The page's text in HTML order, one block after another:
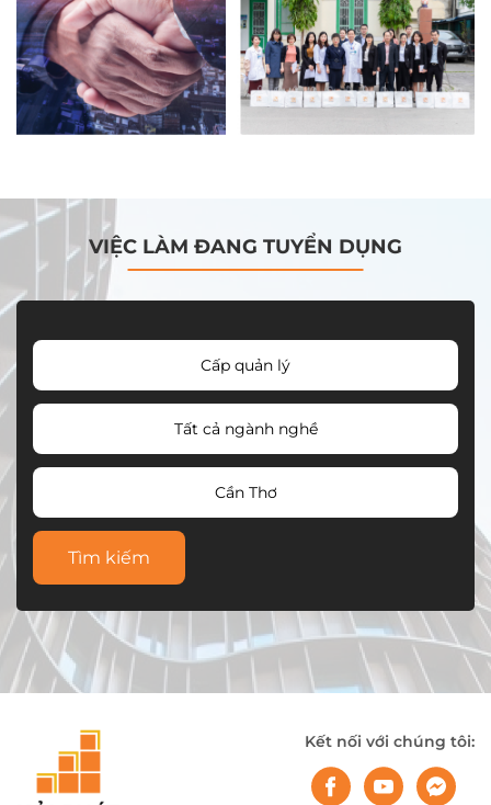
VIỆC LÀM ĐANG TUYỂN DỤNG
Cấp quản lý
Tất cả ngành nghề
Cần Thơ
Tìm kiếm
Kết nối với chúng tôi: